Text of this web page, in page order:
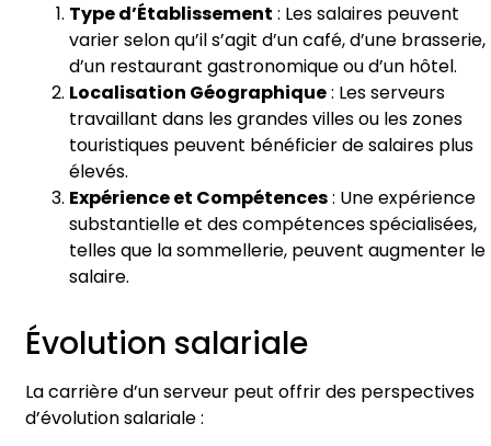
Type d’Établissement : Les salaires peuvent
varier selon qu’il s’agit d’un café, d’une brasserie,
d’un restaurant gastronomique ou d’un hôtel.
Localisation Géographique: Les serveurs
travaillant dans les grandes villes ou les zones
touristiques peuvent bénéficier de salaires plus
élevés.
Expérience et Compétences: Une expérience
substantielle et des compétences spécialisées,
telles que la sommellerie, peuvent augmenter le
salaire.
Évolution salariale
La carrière d’un serveur peut offrir des perspectives
d’évolution salariale :